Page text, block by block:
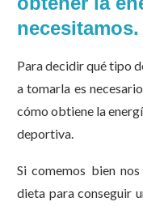
necesitamos.
Para decidir qué tipo
a tomarla es
cómo obtiene la
deportiva.
Si comemos bien
dieta para conseguir